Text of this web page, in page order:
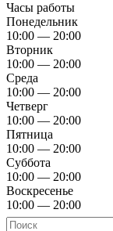
Часы работы
Понедельник
10:00 — 20:00
Вторник
10:00 — 20:00
Среда
10:00 — 20:00
Четверг
10:00 — 20:00
Пятница
10:00 — 20:00
Суббота
10:00 — 20:00
Воскресенье
10:00 — 20:00